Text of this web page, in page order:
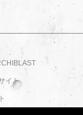
イト